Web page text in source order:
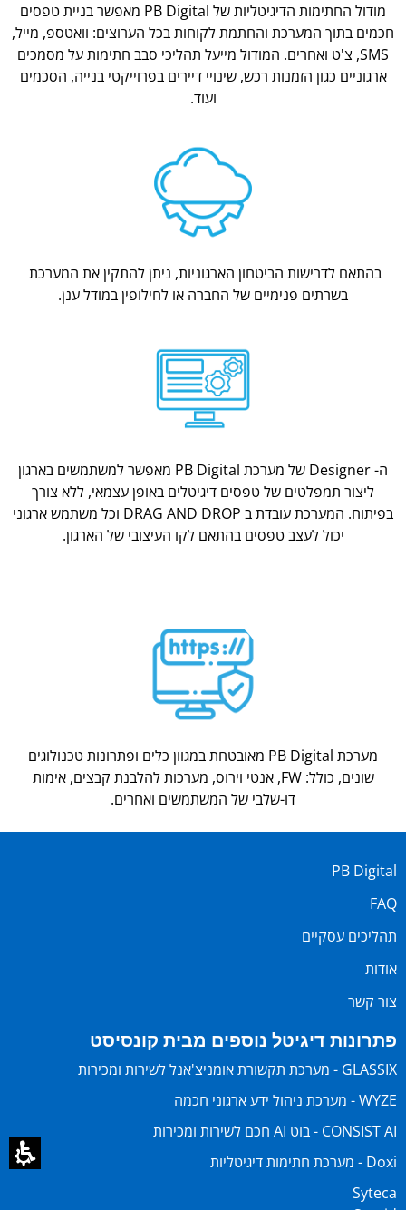
מודול החתימות הדיגיטליות של PB Digital מאפשר בניית טפסים
חכמים בתוך המערכת והחתמת לקוחות בכל הערוצים: וואטספ, מייל,
SMS, צ'ט ואחרים. המודול מייעל תהליכי סבב חתימות על מסמכים
ארגוניים כגון הזמנות רכש, שינויי דיירים בפרוייקטי בנייה, הסכמים
ועוד.
בהתאם לדרישות הביטחון הארגוניות, ניתן להתקין את המערכת
בשרתים פנימיים של החברה או לחילופין במודל ענן.
ה- Designer של מערכת PB Digital מאפשר למשתמשים בארגון
ליצור תמפלטים של טפסים דיגיטלים באופן עצמאי, ללא צורך
בפיתוח. המערכת עובדת ב DRAG AND DROP וכל משתמש ארגוני
יכול לעצב טפסים בהתאם לקו העיצובי של הארגון.
מערכת PB Digital מאובטחת במגוון כלים ופתרונות טכנולוגים
שונים, כולל: FW, אנטי וירוס, מערכות להלבנת קבצים, אימות
דו-שלבי של המשתמשים ואחרים.
PB Digital
FAQ
תהליכים עסקיים
אודות
צור קשר
פתרונות דיגיטל נוספים מבית קונסיסט
GLASSIX - מערכת תקשורת אומניצ'אנל לשירות ומכירות
WYZE - מערכת ניהול ידע ארגוני חכמה
CONSIST AI - בוט AI חכם לשירות ומכירות
Doxi - מערכת חתימות דיגיטליות
Syteca